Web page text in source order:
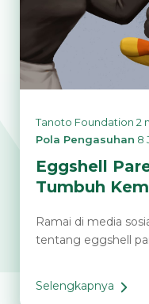
Tanoto Foundation 2
Pola Pengasuhan 8
Eggshell
Tumbuh
Ramai di media
tentang eggshell
Selengkapnya
Eggshell